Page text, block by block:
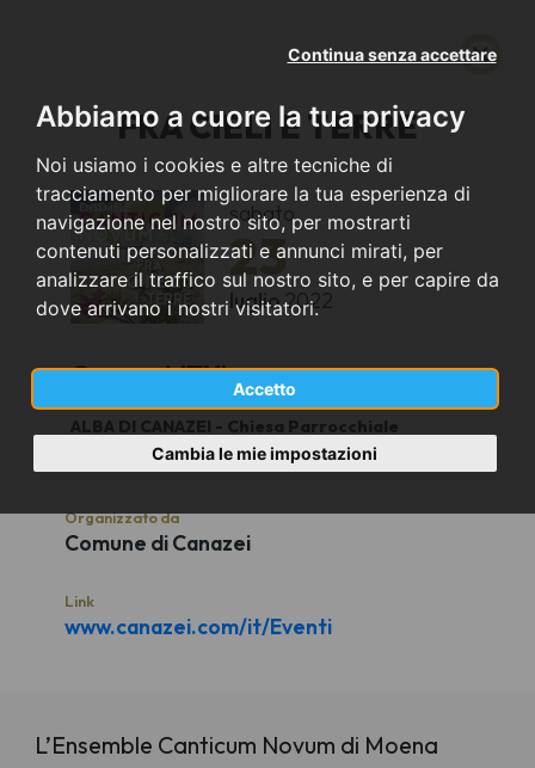
Abbiamo a cuore la tua privacy
Noi usiamo i cookies e altre tecniche di
tracciamento per migliorare la tua esperienza di
navigazione nel nostro sito, per mostrarti
contenuti personalizzati e annunci mirati, per
analizzare il traffico sul nostro sito, e per capire da
dove arrivano i nostri visitatori.
Accetto
Continua senza accettare
Cambia le mie impostazioni
FRA CIELI E TERRE
sabato
23
luglio2022
Canazei (TN)
ALBA DI CANAZEI - Chiesa Parrocchiale
Organizzato da
Comune di Canazei
Link
www.canazei.com/it/Eventi
L’Ensemble Canticum Novum di Moena